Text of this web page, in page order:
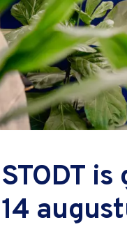
Cursus
Control)
STODT
14